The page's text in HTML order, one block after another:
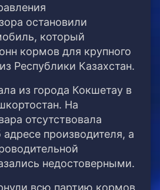
остановили
который
кормов для крупного
Республики Казахстан.
из города Кокшетау в
На
отсутствовала
производителя, а
недостоверными.